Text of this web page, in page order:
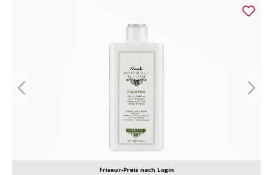
Friseur-Preis nach Login